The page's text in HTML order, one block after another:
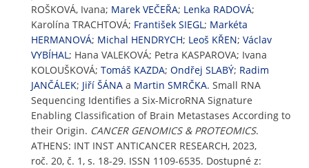
ROŠKOVÁ, Ivana; Marek VEČEŘA; Lenka RADOVÁ;
Karolína TRACHTOVÁ; František SIEGL ; Markéta
HERMANOVÁ; Michal HENDRYCH; Leoš KŘEN; Václav
VYBÍHAL ; Hana VALEKOVÁ; Petra KASPAROVA; Ivana
KOLOUŠKOVÁ; Tomáš KAZDA; Ondřej SLABÝ; Radim
JANČÁLEK; Jiří ŠÁNA a Martin SMRČKA. Small RNA
Sequencing Identifies a Six-MicroRNA Signature
Enabling Classification of Brain Metastases According to
their Origin. CANCER GENOMICS & PROTEOMICS.
ATHENS: INT INST ANTICANCER RESEARCH, 2023,
roč. 20, č. 1, s. 18-29. ISSN 1109-6535. Dostupné z: